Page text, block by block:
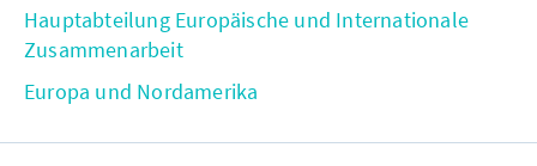
Hauptabteilung Europäische und Internationale
Zusammenarbeit
Europa und Nordamerika